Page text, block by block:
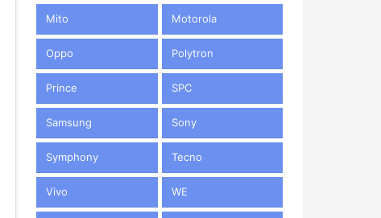
Mito Motorola
Oppo Polytron
Prince SPC
Samsung Sony
Symphony Tecno
Vivo WE